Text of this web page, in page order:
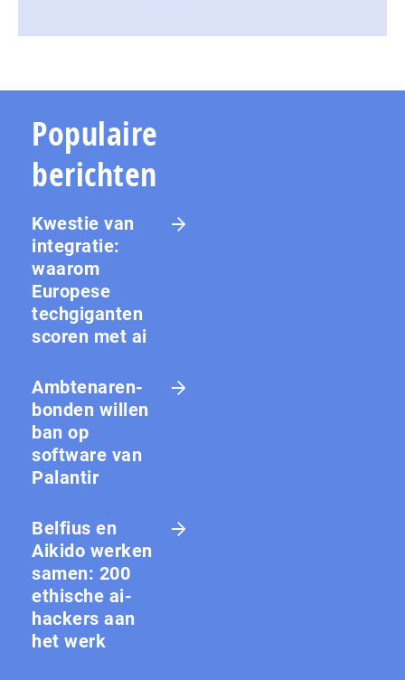
Populaire
berichten
Kwestie van
integratie:
waarom
Europese
techgiganten
scoren met ai
Amb­te­na­ren­
bon­den willen
ban op
software van
Palantir
Belfius en
Aikido werken
samen: 200
ethische ai-
hackers aan
het werk